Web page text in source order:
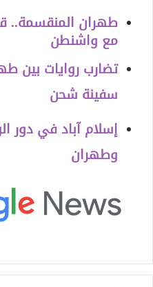
طهران المنقسمة..
مع واشنطن
تضارب روايات بين
سفينة شحن
إسلام آباد في دور
وطهران